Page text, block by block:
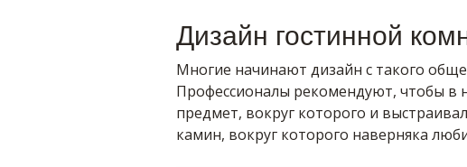
Дизайн гостинной
Многие начинают дизайн с такого
Профессионалы рекомендуют, чтобы в
предмет, вокруг которого и
камин, вокруг которого наверняка